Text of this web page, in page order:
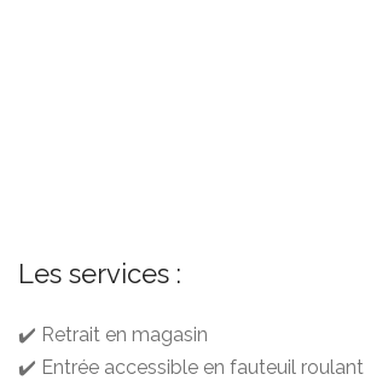
Les services :
✔️ Retrait en magasin
✔️ Entrée accessible en fauteuil roulant